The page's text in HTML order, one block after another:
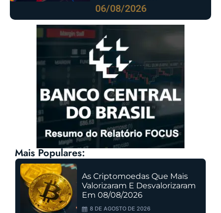
06/08/2026
Mais Populares:
As Criptomoedas Que Mais
Valorizaram E Desvalorizaram
Em 08/08/2026
8 DE AGOSTO DE 2026